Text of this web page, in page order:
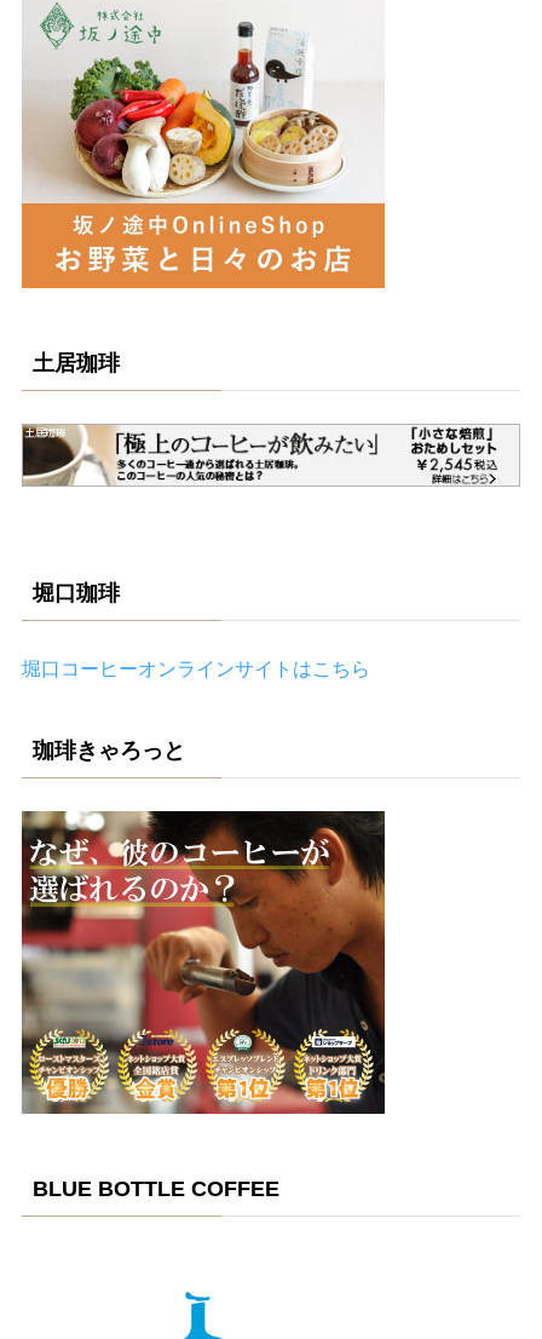
土居珈琲
堀口珈琲
堀口コーヒーオンラインサイトはこちら
珈琲きゃろっと
BLUE BOTTLE COFFEE